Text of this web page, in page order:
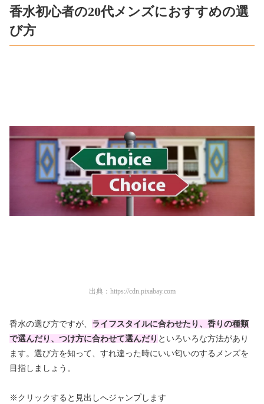
香水初心者の20代メンズにおすすめの選
び方
出典： https://cdn.pixabay.com
香水の選び方ですが、 ライフスタイルに合わせたり、香りの種類
で選んだり、つけ方に合わせて選んだり といろいろな方法があり
ます。選び方を知って、すれ違った時にいい匂いのするメンズを
目指しましょう。
※クリックすると見出しへジャンプします